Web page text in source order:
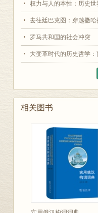
权力与人的本性：历史世
去往廷巴克图：穿越撒哈
罗马共和国的社会冲突
大变革时代的历史哲学：
相关图书